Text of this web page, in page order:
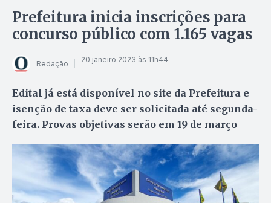
Prefeitura inicia inscrições para
concurso público com 1.165 vagas
Redação 20 janeiro 2023 às 11h44
Edital já está disponível no site da Prefeitura e
isenção de taxa deve ser solicitada até segunda-
feira. Provas objetivas serão em 19 de março